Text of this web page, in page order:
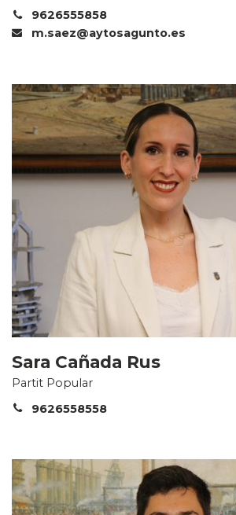
9626555858
m.saez@aytosagunto.es
Sara Cañada Rus
Partit Popular
9626558558